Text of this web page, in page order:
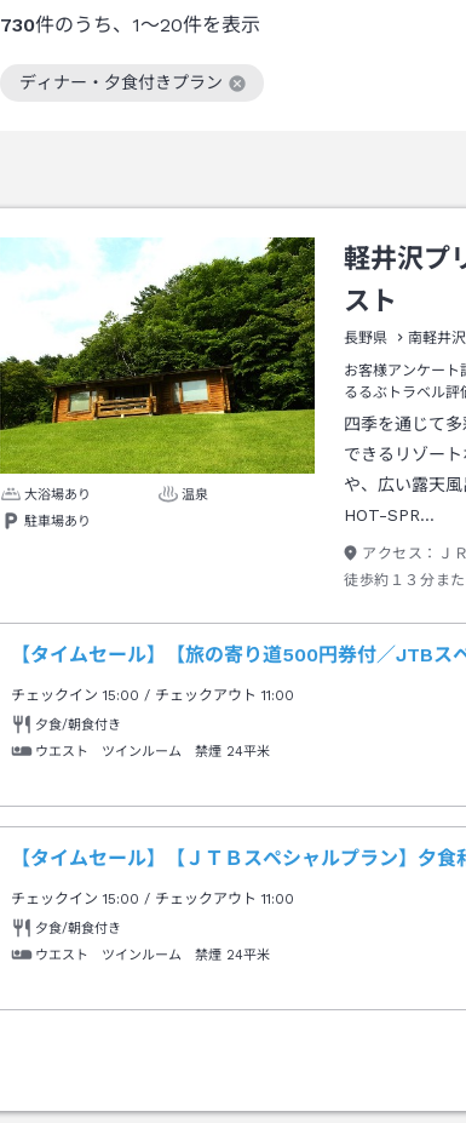
730件のうち、 1～20件を表示
ディナー・夕食付きプラン
この絞り込み条件を解除
大浴場あり
温泉
駐車場あり
軽井沢プ
スト
長野県 南軽井沢
お客様アンケート
るるぶトラベル評
四季を通じて
できるリゾー
や、広い露天
HOT-SPR…
アクセス：
Ｊ
徒歩約１３分ま
【タイムセール】【旅の寄り道500円券付／JTBス
チェックイン15:00 / チェックアウト 11:00
夕食/朝食付き
ウエスト ツインルーム 禁煙 24平米
【タイムセール】【ＪＴＢスペシャルプラン】夕
チェックイン15:00 / チェックアウト 11:00
夕食/朝食付き
ウエスト ツインルーム 禁煙 24平米